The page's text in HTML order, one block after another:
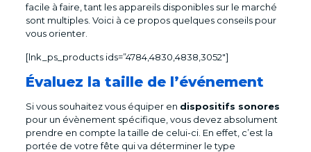
facile à faire, tant les appareils disponibles sur le marché
sont multiples. Voici à ce propos quelques conseils pour
vous orienter.
[lnk_ps_products ids=”4784,4830,4838,3052″]
Évaluez la taille de l’événement
Si vous souhaitez vous équiper en dispositifs sonores
pour un évènement spécifique, vous devez absolument
prendre en compte la taille de celui-ci. En effet, c’est la
portée de votre fête qui va déterminer le type